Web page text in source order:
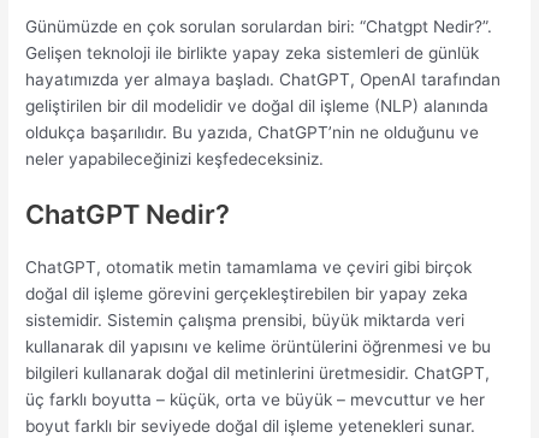
Günümüzde en çok sorulan sorulardan biri: “Chatgpt Nedir?”.
Gelişen teknoloji ile birlikte yapay zeka sistemleri de günlük
hayatımızda yer almaya başladı. ChatGPT, OpenAI tarafından
geliştirilen bir dil modelidir ve doğal dil işleme (NLP) alanında
oldukça başarılıdır. Bu yazıda, ChatGPT’nin ne olduğunu ve
neler yapabileceğinizi keşfedeceksiniz.
ChatGPT Nedir?
ChatGPT, otomatik metin tamamlama ve çeviri gibi birçok
doğal dil işleme görevini gerçekleştirebilen bir yapay zeka
sistemidir. Sistemin çalışma prensibi, büyük miktarda veri
kullanarak dil yapısını ve kelime örüntülerini öğrenmesi ve bu
bilgileri kullanarak doğal dil metinlerini üretmesidir. ChatGPT,
üç farklı boyutta – küçük, orta ve büyük – mevcuttur ve her
boyut farklı bir seviyede doğal dil işleme yetenekleri sunar.